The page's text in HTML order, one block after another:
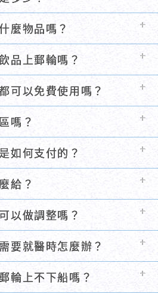
常為110/220伏特，建議攜
對不同插頭型式。
麼物品嗎？
包括電器用品如電磁爐、熨
的物品、非法藥物與毒品，
線等，建議遵守航空公司的
品上郵輪嗎？
不同，有些可以攜帶酒精飲
。若攜帶，登船時需先交給
待下船前歸還。
可以免費使用嗎？
費和付費之分，如電影院、
而按摩服務等則需支付費
嗎？
吸菸區，但船艙內及大部分
菸。
如何支付的？
房卡記錄消費，在航程結束
金支付。
給？
同的小費標準，一般需給予
服務生等小費。
以做調整嗎？
上人員需求，通常能夠調整
要就醫時怎麼辦？
和醫療服務，但需支付費
況，可安排靠岸治療。
輪上不下船嗎？
以自由選擇是否要下船遊